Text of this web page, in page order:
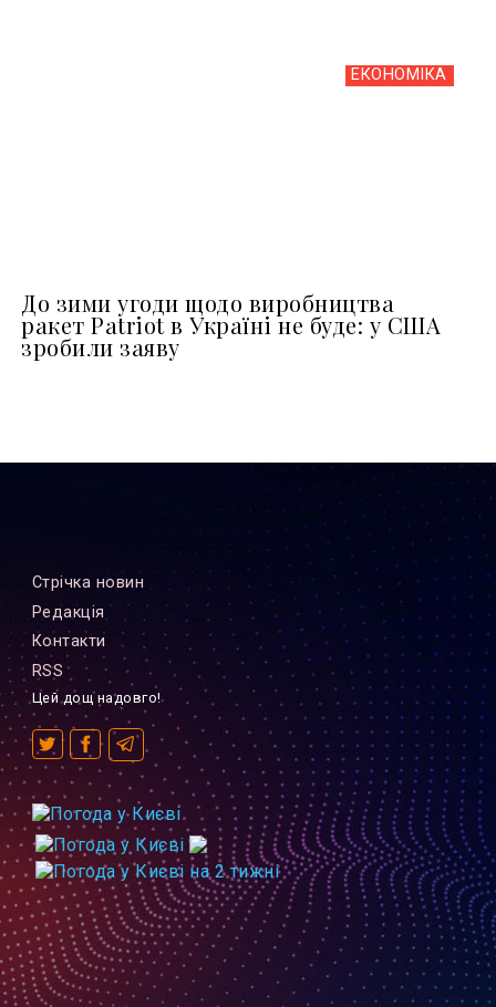
ЕКОНОМІКА
До зими угоди щодо виробництва
ракет Patriot в Україні не буде: у США
зробили заяву
Стрiчка новин
Редакцiя
Контакти
RSS
Цей дощ надовго!